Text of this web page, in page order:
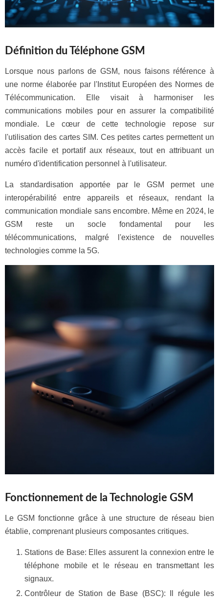
Définition du Téléphone GSM
Lorsque nous parlons de GSM, nous faisons référence à
une norme élaborée par l'Institut Européen des Normes de
Télécommunication. Elle visait à harmoniser les
communications mobiles pour en assurer la compatibilité
mondiale. Le cœur de cette technologie repose sur
l'utilisation des cartes SIM. Ces petites cartes permettent un
accès facile et portatif aux réseaux, tout en attribuant un
numéro d'identification personnel à l'utilisateur.
La standardisation apportée par le GSM permet une
interopérabilité entre appareils et réseaux, rendant la
communication mondiale sans encombre. Même en 2024, le
GSM reste un socle fondamental pour les
télécommunications, malgré l'existence de nouvelles
technologies comme la 5G.
Fonctionnement de la Technologie GSM
Le GSM fonctionne grâce à une structure de réseau bien
établie, comprenant plusieurs composantes critiques.
Stations de Base: Elles assurent la connexion entre le
téléphone mobile et le réseau en transmettant les
signaux.
Contrôleur de Station de Base (BSC): Il régule les